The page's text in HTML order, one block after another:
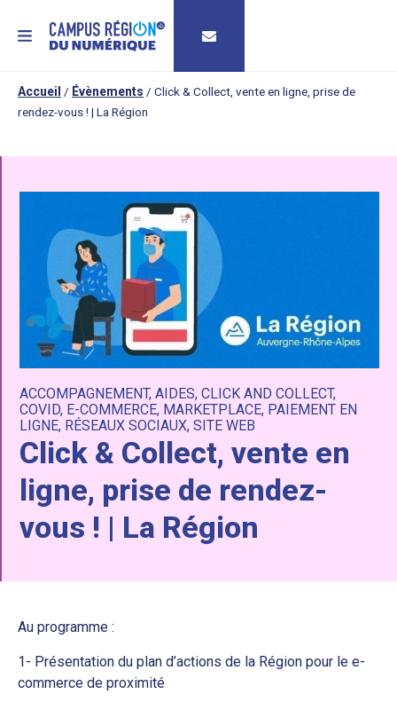
MENU
Accueil / Évènements / Click & Collect, vente en ligne, prise de
rendez-vous ! | La Région
ACCOMPAGNEMENT, AIDES, CLICK AND COLLECT,
COVID, E-COMMERCE, MARKETPLACE, PAIEMENT EN
LIGNE, RÉSEAUX SOCIAUX, SITE WEB
Click & Collect, vente en
ligne, prise de rendez-
vous ! | La Région
Au programme :
1- Présentation du plan d’actions de la Région pour le e-
commerce de proximité